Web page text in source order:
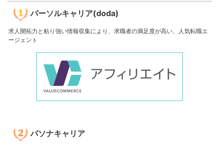
パーソルキャリア(doda)
求人開拓力と粘り強い情報収集により、求職者の満足度が高い、人気転職エ
ージェント
パソナキャリア